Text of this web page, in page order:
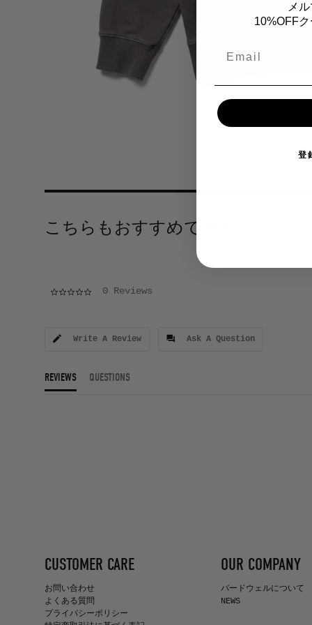
こちらもおすすめです！
0.0 star rating
0 Reviews
Write A Review Ask A Question
REVIEWS QUESTIONS
CUSTOMER CARE
お問い合わせ
よくある質問
プライバシーポリシー
OUR COMPANY
バードウェルについて
NEWS
メ
10%OFF
登